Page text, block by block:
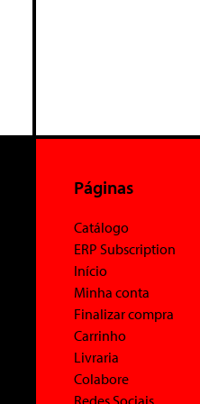
Páginas
Catálogo
ERP Subscription
Início
Minha conta
Finalizar compra
Carrinho
Livraria
Colabore